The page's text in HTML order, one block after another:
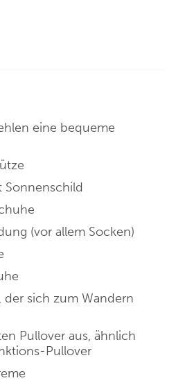
eine bequeme
Sonnenschild
(vor allem Socken)
der sich zum Wandern
Pullover aus, ähnlich
Pullover